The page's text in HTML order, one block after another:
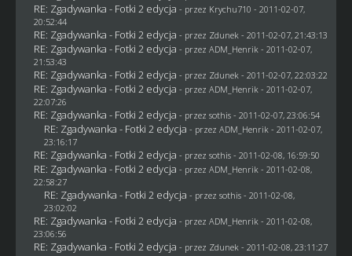
RE: Zgadywanka - Fotki 2 edycja - przez Krychu710 - 2011-02-07,
20:52:44
RE: Zgadywanka - Fotki 2 edycja - przez Zdunek - 2011-02-07, 21:43:13
RE: Zgadywanka - Fotki 2 edycja - przez ADM_Henrik - 2011-02-07,
21:53:43
RE: Zgadywanka - Fotki 2 edycja - przez Zdunek - 2011-02-07, 22:03:22
RE: Zgadywanka - Fotki 2 edycja - przez ADM_Henrik - 2011-02-07,
22:07:26
RE: Zgadywanka - Fotki 2 edycja - przez sothis- 2011-02-07, 23:06:54
RE: Zgadywanka - Fotki 2 edycja - przez ADM_Henrik - 2011-02-07,
23:16:17
RE: Zgadywanka - Fotki 2 edycja - przez sothis- 2011-02-08, 16:59:50
RE: Zgadywanka - Fotki 2 edycja - przez ADM_Henrik - 2011-02-08,
22:58:27
RE: Zgadywanka - Fotki 2 edycja - przez sothis- 2011-02-08,
23:02:02
RE: Zgadywanka - Fotki 2 edycja - przez ADM_Henrik - 2011-02-08,
23:06:56
RE: Zgadywanka - Fotki 2 edycja - przez Zdunek - 2011-02-08, 23:11:27